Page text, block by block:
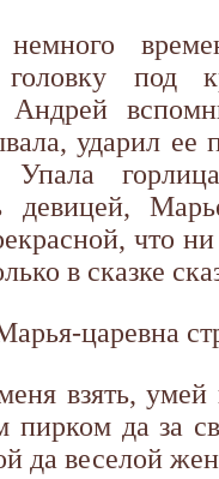
головку под
Андрей
ударил ее
Упала
девицей,
что
в сказке
царевна
взять, умей
да за
да веселой